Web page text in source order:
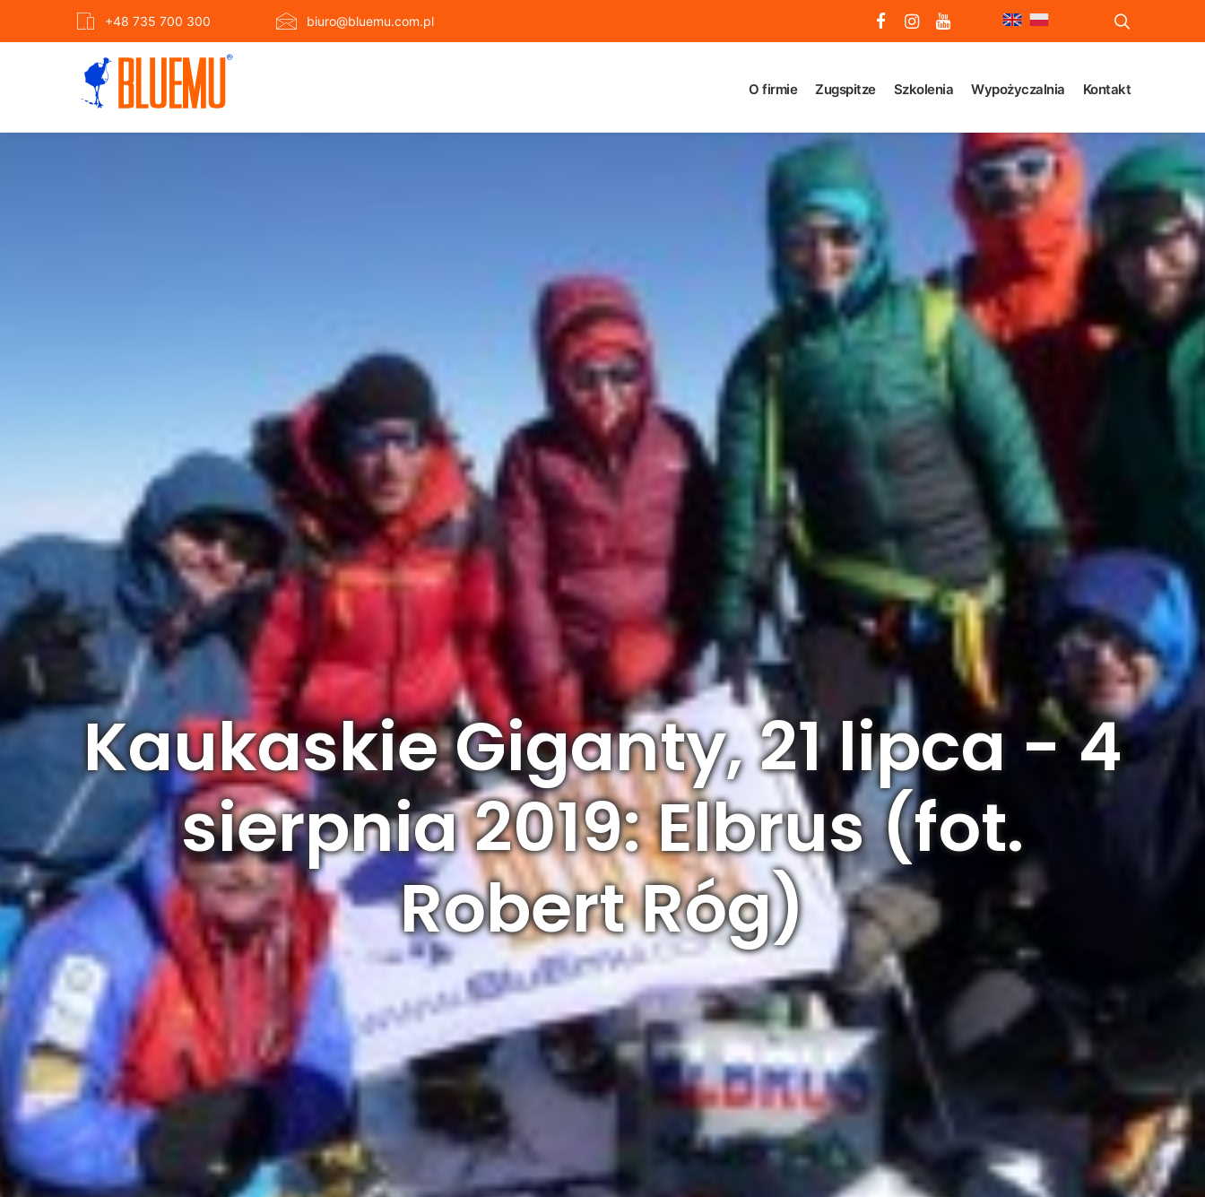
+48 735 700 300 biuro@bluemu.com.pl
O firmie Zugspitze Szkolenia Wypożyczalnia Kontakt
Kaukaskie Giganty, 21 lipca - 4
sierpnia 2019: Elbrus (fot.
Robert Róg)